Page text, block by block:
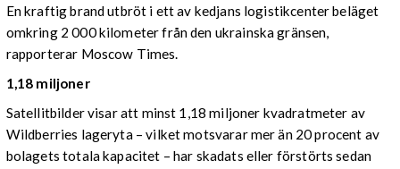
En kraftig brand utbröt i ett av kedjans logistikcenter beläget
omkring 2 000 kilometer från den ukrainska gränsen,
rapporterar Moscow Times.
1,18 miljoner
Satellitbilder visar att minst 1,18 miljoner kvadratmeter av
Wildberries lageryta – vilket motsvarar mer än 20 procent av
bolagets totala kapacitet – har skadats eller förstörts sedan